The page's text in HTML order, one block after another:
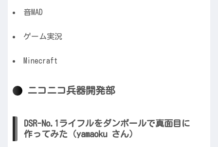
音MAD
ゲーム実況
Minecraft
ニコニコ兵器開発部
DSR-No.1ライフルをダンボールで真面目に
作ってみた（yamaoku さん）